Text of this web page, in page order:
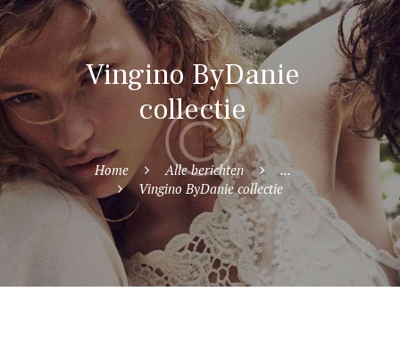
Vingino ByDanie
collectie
Home Alle berichten
...
Vingino ByDanie collectie